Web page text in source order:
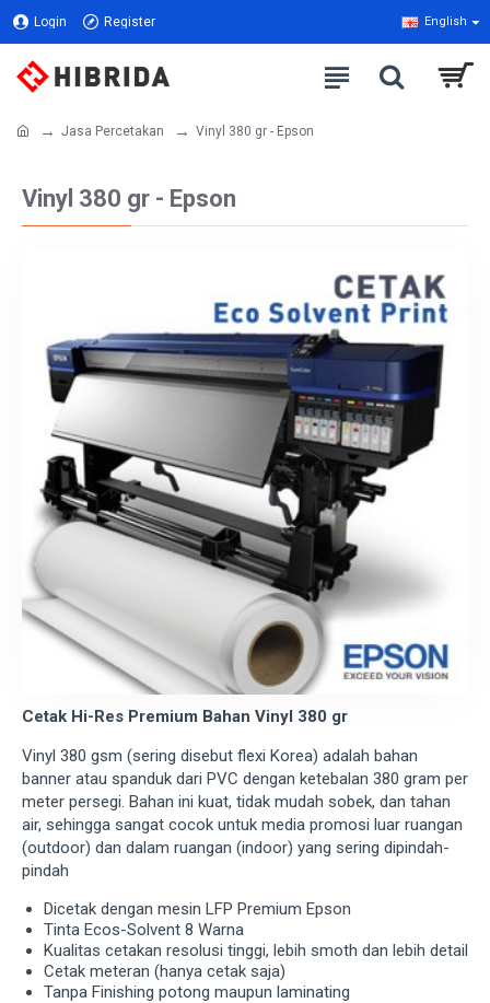
Login Register English
Jasa Percetakan Vinyl 380 gr - Epson
Vinyl 380 gr - Epson
Cetak Hi-Res Premium Bahan Vinyl 380 gr
Vinyl 380 gsm (sering disebut flexi Korea) adalah bahan
banner atau spanduk dari PVC dengan ketebalan 380 gram per
meter persegi. Bahan ini kuat, tidak mudah sobek, dan tahan
air, sehingga sangat cocok untuk media promosi luar ruangan
(outdoor) dan dalam ruangan (indoor) yang sering dipindah-
pindah
Dicetak dengan mesin LFP Premium Epson
Tinta Ecos-Solvent 8 Warna
Kualitas cetakan resolusi tinggi, lebih smoth dan lebih detail
Cetak meteran (hanya cetak saja)
Tanpa Finishing potong maupun laminating